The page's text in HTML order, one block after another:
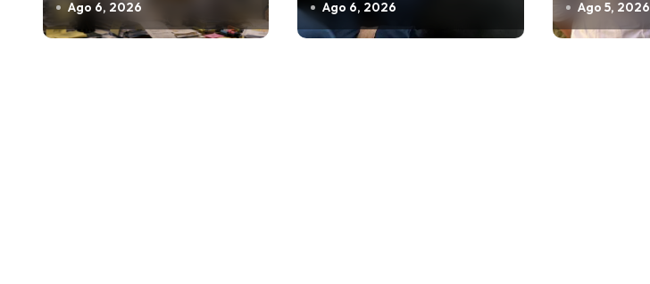
e
e
Ago 6, 2026 Ago 6, 2026 Ago 5, 2026